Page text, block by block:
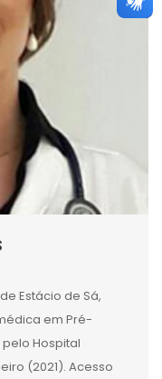
Estácio de Sá,
em Pré-
Hospital
(2021). Acesso